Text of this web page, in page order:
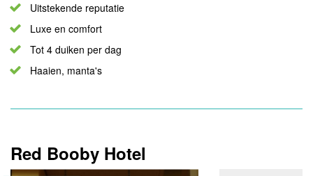
Uitstekende reputatie
Luxe en comfort
Tot 4 duiken per dag
Haaien, manta's
Red Booby Hotel